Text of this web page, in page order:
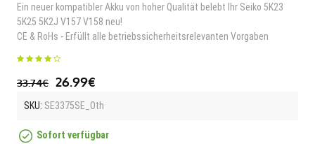
Ein neuer kompatibler Akku von hoher Qualität belebt Ihr Seiko 5K23
5K25 5K2J V157 V158 neu!
CE & RoHs - Erfüllt alle betriebssicherheitsrelevanten Vorgaben
33.74€ 26.99€
SKU: SE3375SE_Oth
Sofort verfügbar